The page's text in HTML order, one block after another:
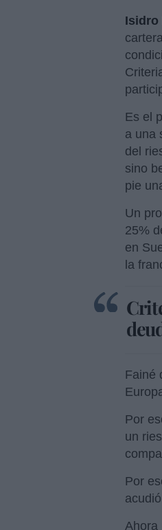
Isidro
Es el
a una
del
sino
pie
Un
25%
en
la
Fainé
Por
un
Por
Ahora